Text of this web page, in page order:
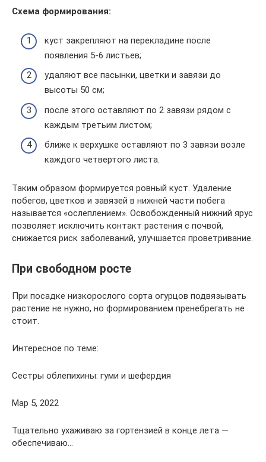
Схема формирования:
куст закрепляют на перекладине после
появления 5-6 листьев;
удаляют все пасынки, цветки и завязи до
высоты 50 см;
после этого оставляют по 2 завязи рядом с
каждым третьим листом;
ближе к верхушке оставляют по 3 завязи возле
каждого четвертого листа.
Таким образом формируется ровный куст. Удаление
побегов, цветков и завязей в нижней части побега
называется «ослеплением». Освобожденный нижний ярус
позволяет исключить контакт растения с почвой,
снижается риск заболеваний, улучшается проветривание.
При свободном росте
При посадке низкорослого сорта огурцов подвязывать
растение не нужно, но формированием пренебрегать не
стоит.
Интересное по теме:
Сестры облепихины: гуми и шефердия
Мар 5, 2022
Тщательно ухаживаю за гортензией в конце лета —
обеспечиваю…